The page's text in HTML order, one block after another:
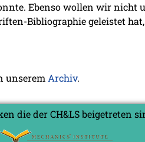
Ebenso wollen wir nicht
Bibliographie geleistet
unseremArchiv.
die der CH&LS beigetreten